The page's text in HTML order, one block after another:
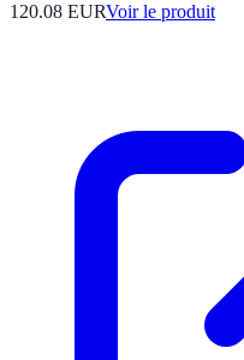
120.08 EURVoir le produit